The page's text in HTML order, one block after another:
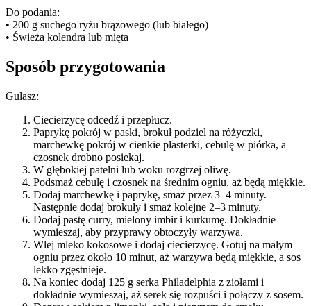
Do podania:
• 200 g suchego ryżu brązowego (lub białego)
• Świeża kolendra lub mięta
Sposób przygotowania
Gulasz:
Ciecierzycę odcedź i przepłucz.
Paprykę pokrój w paski, brokuł podziel na różyczki,
marchewkę pokrój w cienkie plasterki, cebulę w piórka, a
czosnek drobno posiekaj.
W głębokiej patelni lub woku rozgrzej oliwę.
Podsmaż cebulę i czosnek na średnim ogniu, aż będą miękkie.
Dodaj marchewkę i paprykę, smaż przez 3–4 minuty.
Następnie dodaj brokuły i smaż kolejne 2–3 minuty.
Dodaj pastę curry, mielony imbir i kurkumę. Dokładnie
wymieszaj, aby przyprawy obtoczyły warzywa.
Wlej mleko kokosowe i dodaj ciecierzycę. Gotuj na małym
ogniu przez około 10 minut, aż warzywa będą miękkie, a sos
lekko zgęstnieje.
Na koniec dodaj 125 g serka Philadelphia z ziołami i
dokładnie wymieszaj, aż serek się rozpuści i połączy z sosem.